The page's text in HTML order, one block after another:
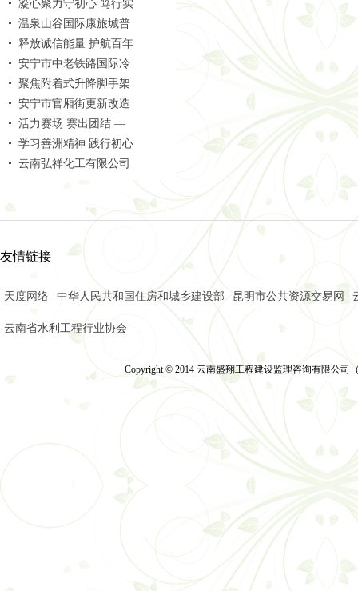
捐资助学暖人心 情系
筑梦盛翔 共启新程 —
云南省昆明市安宁市昆
聚焦超高支模难题 共探
凝心聚力守初心 笃行实
温泉山谷国际康旅城普
友情链接
天度网络 中华人民共和国住房和城乡建设部 昆明市公共资源交易网
云南省水利工程行业协会
Copyright © 2014 云南盛翔工程建设监理咨询有限公司